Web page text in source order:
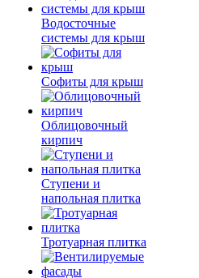
Водосточные
системы для крыш
Софиты для крыш
Облицовочный
кирпич
Ступени и
напольная плитка
Тротуарная плитка